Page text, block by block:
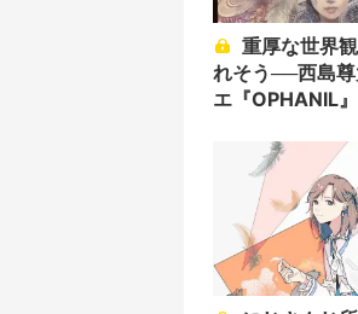
れそう──西島
エ『OPHANIL』